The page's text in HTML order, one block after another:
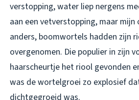
verstopping, water liep nergens
aan een vetverstopping, maar
anders, boomwortels hadden zijn
overgenomen. Die populier in zijn
haarscheurtje het riool gevonden
was de wortelgroei zo explosief
dichtgegroeid was.